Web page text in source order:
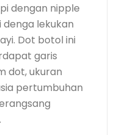
dengan nipple
denga lekukan
Dot botol ini
garis
dot, ukuran
pertumbuhan